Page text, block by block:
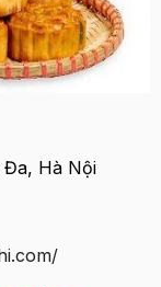
Đa, Hà Nội